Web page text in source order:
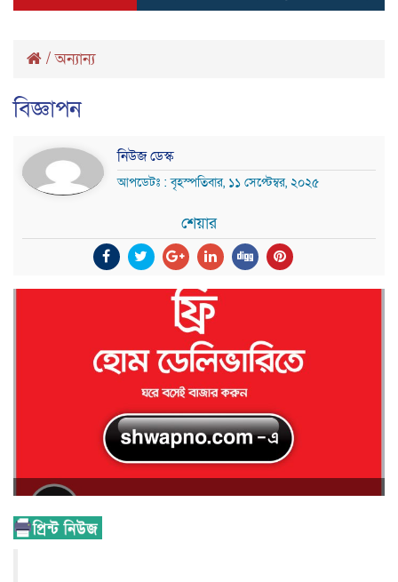
/অন্যান্য
বিজ্ঞাপন
নিউজ ডেস্ক
আপডেটঃ : বৃহস্পতিবার, ১১ সেপ্টেম্বর, ২০২৫
শেয়ার